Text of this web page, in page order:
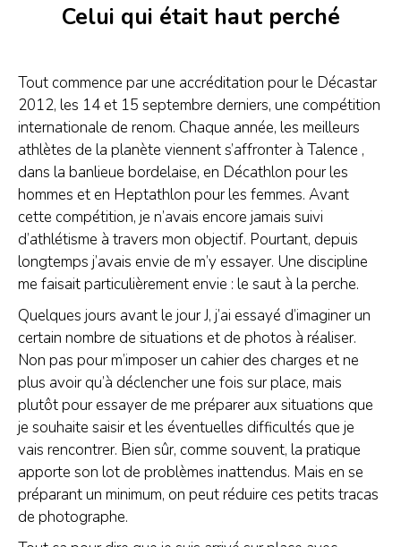
Celui qui était haut perché
Tout commence par une accréditation pour le Décastar
2012, les 14 et 15 septembre derniers, une compétition
internationale de renom. Chaque année, les meilleurs
athlètes de la planète viennent s’affronter à Talence ,
dans la banlieue bordelaise, en Décathlon pour les
hommes et en Heptathlon pour les femmes. Avant
cette compétition, je n’avais encore jamais suivi
d’athlétisme à travers mon objectif. Pourtant, depuis
longtemps j’avais envie de m’y essayer. Une discipline
me faisait particulièrement envie : le saut à la perche.
Quelques jours avant le jour J, j’ai essayé d’imaginer un
certain nombre de situations et de photos à réaliser.
Non pas pour m’imposer un cahier des charges et ne
plus avoir qu’à déclencher une fois sur place, mais
plutôt pour essayer de me préparer aux situations que
je souhaite saisir et les éventuelles difficultés que je
vais rencontrer. Bien sûr, comme souvent, la pratique
apporte son lot de problèmes inattendus. Mais en se
préparant un minimum, on peut réduire ces petits tracas
de photographe.